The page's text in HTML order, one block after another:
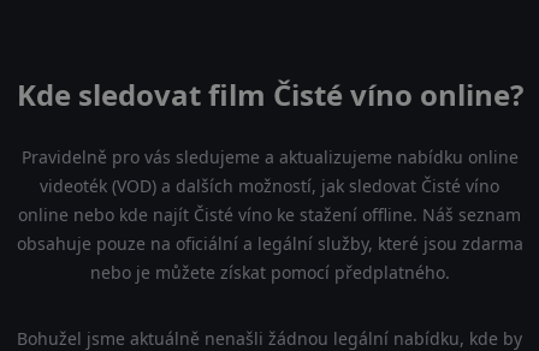
Kde sledovat film Čisté víno online?
Pravidelně pro vás sledujeme a aktualizujeme nabídku online
videoték (VOD) a dalších možností, jak sledovat Čisté víno
online nebo kde najít Čisté víno ke stažení offline. Náš seznam
obsahuje pouze na oficiální a legální služby, které jsou zdarma
nebo je můžete získat pomocí předplatného.
Bohužel jsme aktuálně nenašli žádnou legální nabídku, kde by